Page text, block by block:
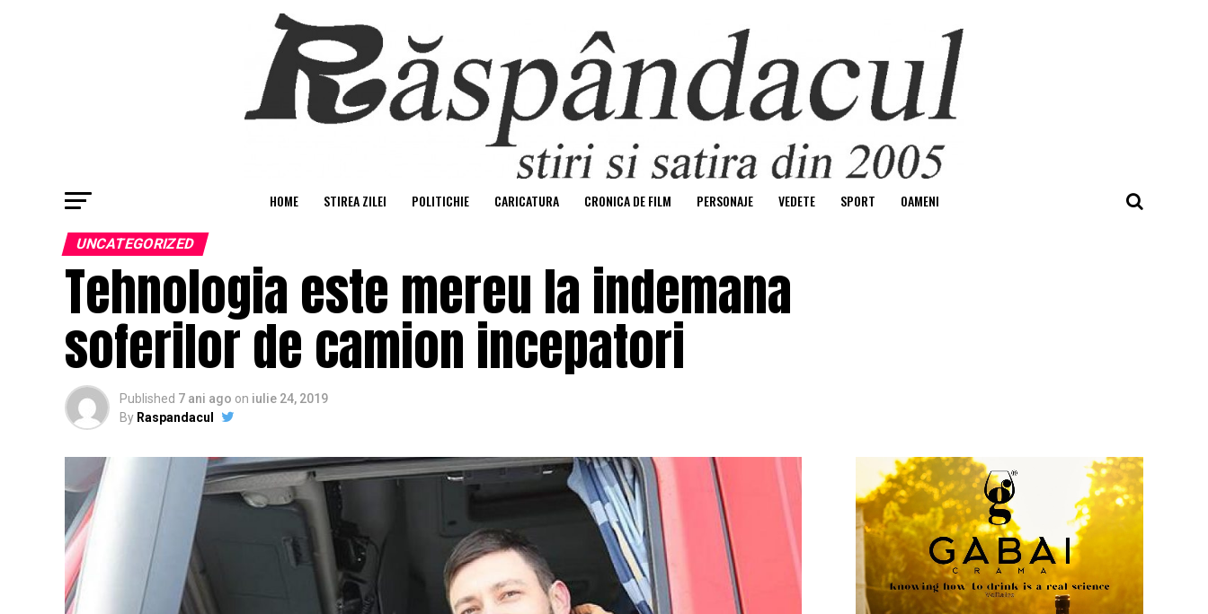
HOME STIREA ZILEI POLITICHIE CARICATURA CRONICA DE FILM PERSONAJE VEDETE SPORT OAMENI
UNCATEGORIZED
Tehnologia este mereu la indemana
soferilor de camion incepatori
Published 7 ani ago on iulie 24, 2019
By Raspandacul